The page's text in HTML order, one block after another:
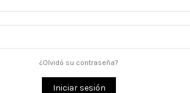
¿Olvidó su contraseña?
Iniciar sesión